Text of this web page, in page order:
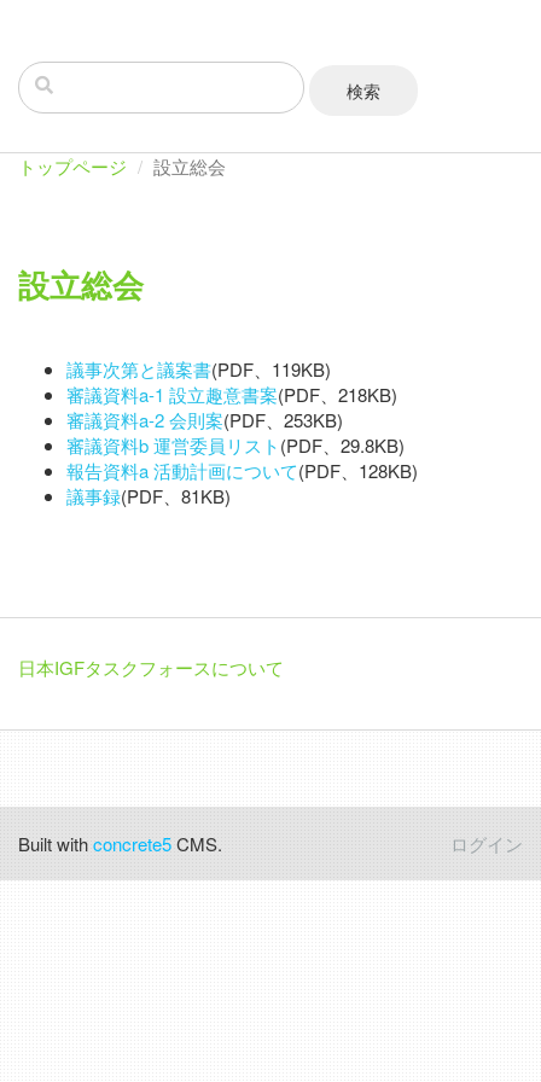
トップページ 設立総会
設立総会
議事次第と議案書(PDF、119KB)
審議資料a-1 設立趣意書案(PDF、218KB)
審議資料a-2 会則案(PDF、253KB)
審議資料b 運営委員リスト(PDF、29.8KB)
報告資料a 活動計画について(PDF、128KB)
議事録(PDF、81KB)
日本IGFタスクフォースについて
Built withconcrete5CMS. ログイン